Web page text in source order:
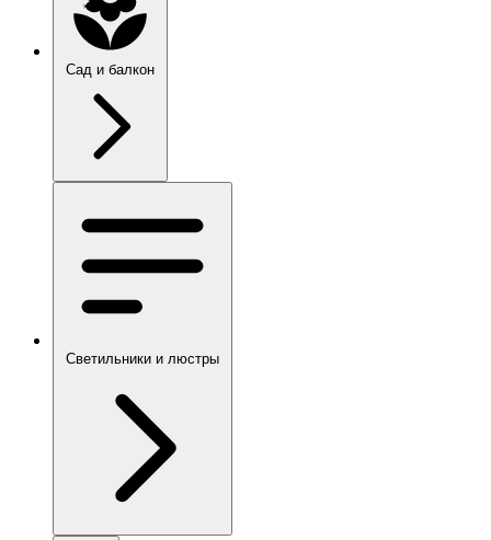
Сад и балкон
Светильники и люстры